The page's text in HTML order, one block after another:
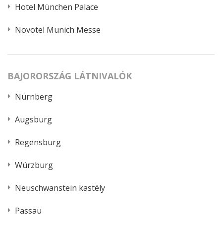
Hotel München Palace
Novotel Munich Messe
BAJORORSZÁG LÁTNIVALÓK
Nürnberg
Augsburg
Regensburg
Würzburg
Neuschwanstein kastély
Passau